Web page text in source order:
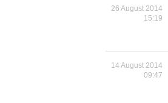
26 August 2014
15:19
14 August 2014
09:47